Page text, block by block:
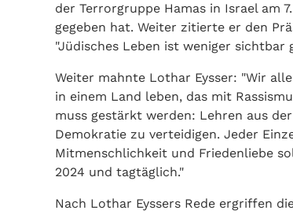
der Terrorgruppe Hamas in Israel am
gegeben hat. Weiter zitierte er den
"Jüdisches Leben ist weniger sichtbar
Weiter mahnte Lothar Eysser: "Wir
in einem Land leben, das mit
muss gestärkt werden: Lehren aus
Demokratie zu verteidigen. Jeder
Mitmenschlichkeit und Friedenliebe
2024 und tagtäglich."
Nach Lothar Eyssers Rede ergriffen